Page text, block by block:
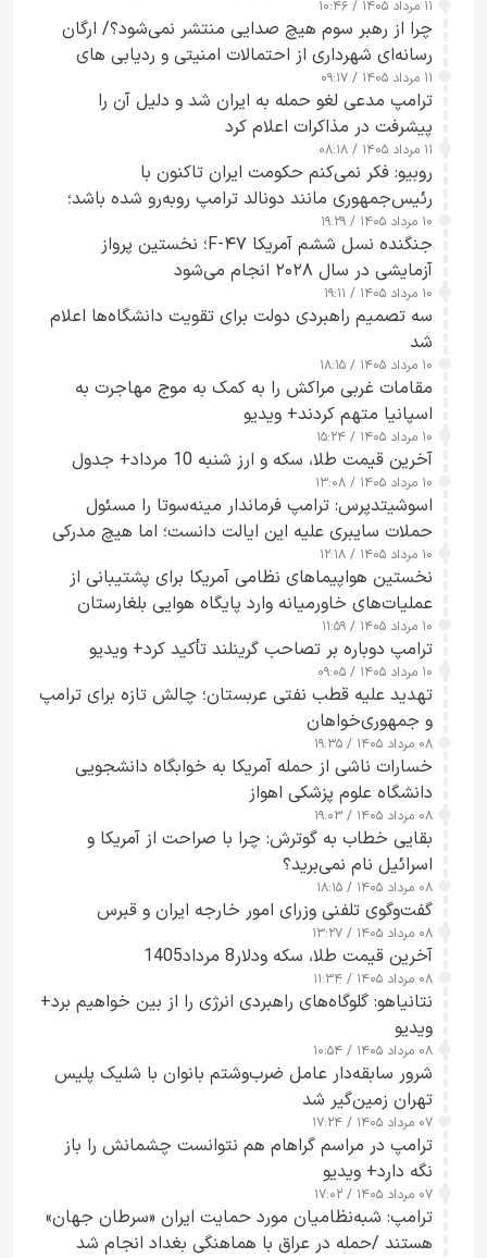
۱۱ مرداد ۱۴۰۵ / ۱۰:۴۶
چرا از رهبر سوم هیچ صدایی منتشر نمی‌شود؟/ ارگان
رسانه‌ای شهرداری از احتمالات امنیتی و ردیابی های
جاسوسی گفت
۱۱ مرداد ۱۴۰۵ / ۰۹:۱۷
ترامپ مدعی لغو حمله به ایران شد و دلیل آن را
پیشرفت در مذاکرات اعلام کرد
۱۱ مرداد ۱۴۰۵ / ۰۸:۱۸
روبیو: فکر نمی‌کنم حکومت ایران تاکنون با
رئیس‌جمهوری مانند دونالد ترامپ روبه‌رو شده باشد؛
کسی که واقعاً دست به اقدام می‌زند
۱۰ مرداد ۱۴۰۵ / ۱۹:۲۹
جنگنده نسل ششم آمریکا F-۴۷؛ نخستین پرواز
آزمایشی در سال ۲۰۲۸ انجام می‌شود
۱۰ مرداد ۱۴۰۵ / ۱۹:۱۱
سه تصمیم راهبردی دولت برای تقویت دانشگاه‌ها اعلام
شد
۱۰ مرداد ۱۴۰۵ / ۱۸:۱۵
مقامات غربی مراکش را به کمک به موج مهاجرت به
اسپانیا متهم کردند+ ویدیو
۱۰ مرداد ۱۴۰۵ / ۱۵:۲۴
آخرین قیمت طلا، سکه و ارز شنبه 10 مرداد+ جدول
۱۰ مرداد ۱۴۰۵ / ۱۳:۰۸
اسوشیتدپرس: ترامپ فرماندار مینه‌سوتا را مسئول
حملات سایبری علیه این ایالت دانست؛ اما هیچ مدرکی
ارائه نکرد
۱۰ مرداد ۱۴۰۵ / ۱۲:۱۸
نخستین هواپیماهای نظامی آمریکا برای پشتیبانی از
عملیات‌های خاورمیانه وارد پایگاه هوایی بلغارستان
شدند
۱۰ مرداد ۱۴۰۵ / ۱۱:۵۹
ترامپ دوباره بر تصاحب گرینلند تأکید کرد+ ویدیو
۱۰ مرداد ۱۴۰۵ / ۰۹:۰۵
تهدید علیه قطب نفتی عربستان؛ چالش تازه برای ترامپ
و جمهوری‌خواهان
۰۸ مرداد ۱۴۰۵ / ۱۹:۳۵
خسارات ناشی از حمله آمریکا به خوابگاه دانشجویی
دانشگاه علوم پزشکی اهواز
۰۸ مرداد ۱۴۰۵ / ۱۹:۰۳
بقایی خطاب به گوترش: چرا با صراحت از آمریکا و
اسرائیل نام نمی‌برید؟
۰۸ مرداد ۱۴۰۵ / ۱۸:۱۵
گفت‌وگوی تلفنی وزرای امور خارجه ایران و قبرس
۰۸ مرداد ۱۴۰۵ / ۱۳:۲۷
آخرین قیمت طلا، سکه ودلار8 مرداد1405
۰۸ مرداد ۱۴۰۵ / ۱۱:۳۴
نتانیاهو: گلوگاه‌های راهبردی انرژی را از بین خواهیم برد+
ویدیو
۰۸ مرداد ۱۴۰۵ / ۱۰:۵۴
شرور سابقه‌دار عامل ضرب‌وشتم بانوان با شلیک پلیس
تهران زمین‌گیر شد
۰۷ مرداد ۱۴۰۵ / ۱۷:۲۴
ترامپ در مراسم گراهام هم نتوانست چشمانش را باز
نگه دارد+ ویدیو
۰۷ مرداد ۱۴۰۵ / ۱۷:۰۲
ترامپ: شبه‌نظامیان مورد حمایت ایران «سرطان جهان»
هستند /حمله در عراق با هماهنگی بغداد انجام شد